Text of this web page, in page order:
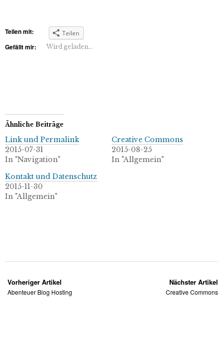
Teilen mit: Teilen
Gefällt mir: Wird geladen...
Ähnliche Beiträge
Link und Permalink
2015-07-31
In "Navigation"
Creative Commons
2015-08-25
In "Allgemein"
Kontakt und Datenschutz
2015-11-30
In "Allgemein"
Vorheriger Artikel
Abenteuer Blog Hosting
Nächster Artikel
Creative Commons